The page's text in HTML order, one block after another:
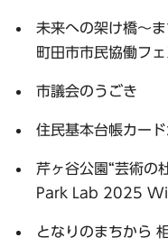
未来への架け橋～
町田市市民協働フ
市議会のうごき
住民基本台帳カー
芹ヶ谷公園“芸術
Park Lab 2025
となりのまちから